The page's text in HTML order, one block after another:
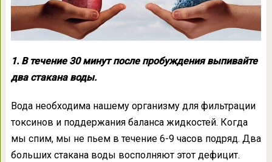
1. В течение 30 минут после пробуждения выпивайте
два стакана воды.
Вода необходима нашему организму для фильтрации
токсинов и поддержания баланса жидкостей. Когда
мы спим, мы не пьем в течение 6-9 часов подряд. Два
больших стакана воды восполняют этот дефицит.